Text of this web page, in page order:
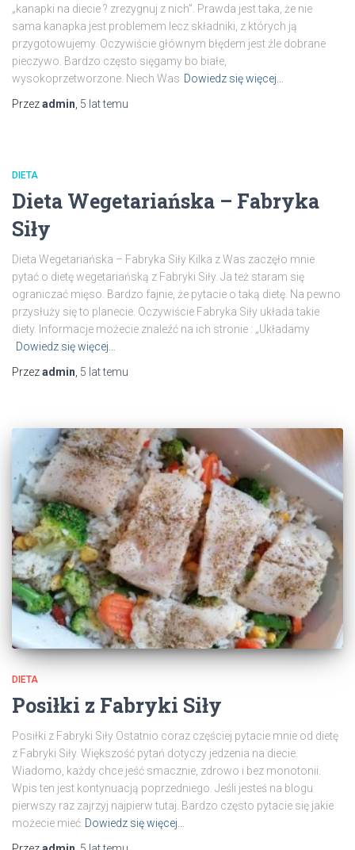
„kanapki na diecie ? zrezygnuj z nich”. Prawda jest taka, że nie
sama kanapka jest problemem lecz składniki, z których ją
przygotowujemy. Oczywiście głównym błędem jest źle dobrane
pieczywo. Bardzo często sięgamy bo białe,
wysokoprzetworzone. Niech Was Dowiedz się więcej…
Przezadmin 5 lattemu
DIETA
Dieta Wegetariańska – Fabryka
Siły
Dieta Wegetariańska – Fabryka Siły Kilka z Was zaczęło mnie
pytać o dietę wegetariańską z Fabryki Siły. Ja też staram się
ograniczać mięso. Bardzo fajnie, że pytacie o taką dietę. Na pewno
przysłuży się to planecie. Oczywiście Fabryka Siły układa takie
diety. Informacje możecie znaleźć na ich stronie : „Układamy
Dowiedz się więcej…
Przezadmin 5 lattemu
DIETA
Posiłki z Fabryki Siły
Posiłki z Fabryki Siły Ostatnio coraz częściej pytacie mnie od dietę
z Fabryki Siły. Większość pytań dotyczy jedzenia na diecie.
Wiadomo, każdy chce jeść smacznie, zdrowo i bez monotonii.
Wpis ten jest kontynuacją poprzedniego. Jeśli jesteś na blogu
pierwszy raz zajrzyj najpierw tutaj. Bardzo często pytacie się jakie
możecie mieć Dowiedz się więcej…